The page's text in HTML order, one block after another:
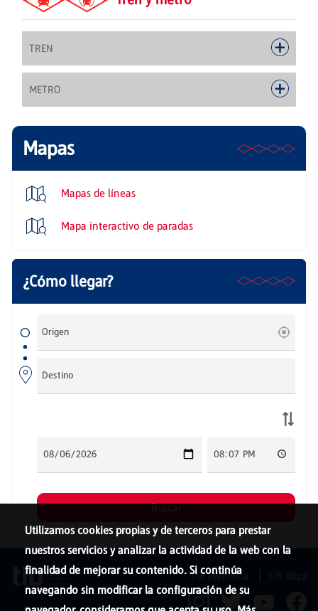
TREN
METRO
Mapas
Mapas de líneas
Mapa interactivo de paradas
Utilizamos cookies propias y de terceros para prestar
nuestros servicios y analizar la actividad de la web con la
finalidad de mejorar su contenido. Si continúa
navegando sin modificar la configuración de su
TIB Menorca